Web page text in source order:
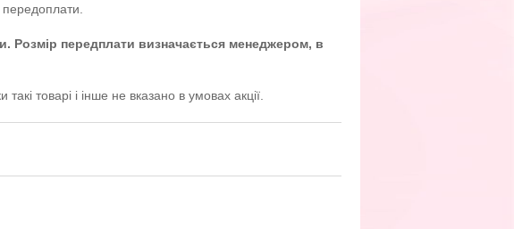
передоплати.
Розмір передплати визначається менеджером, в
товарі і інше не вказано в умовах акції.